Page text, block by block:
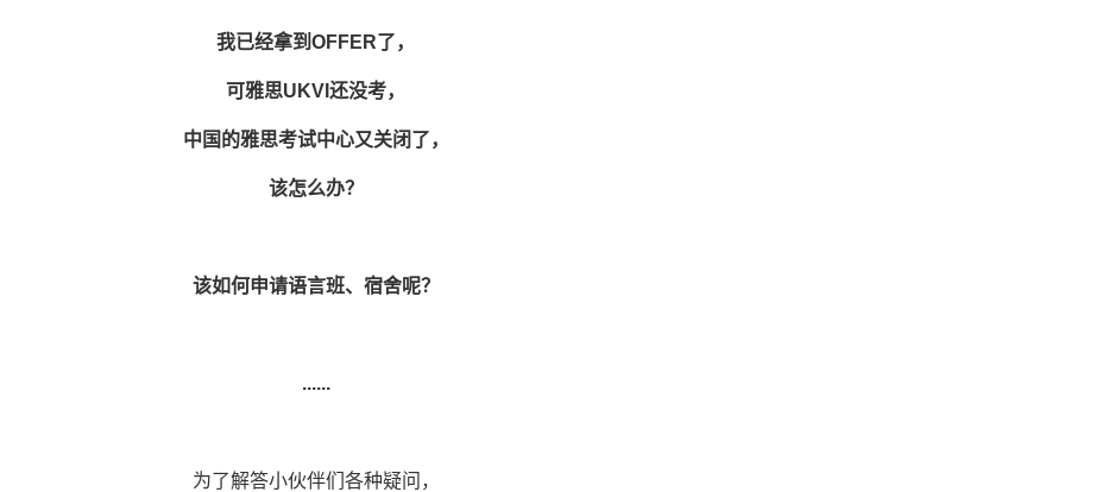
我已经拿到OFFER了，
可雅思UKVI还没考，
中国的雅思考试中心又关闭了，
该怎么办？
该如何申请语言班、宿舍呢？
......
为了解答小伙伴们各种疑问，